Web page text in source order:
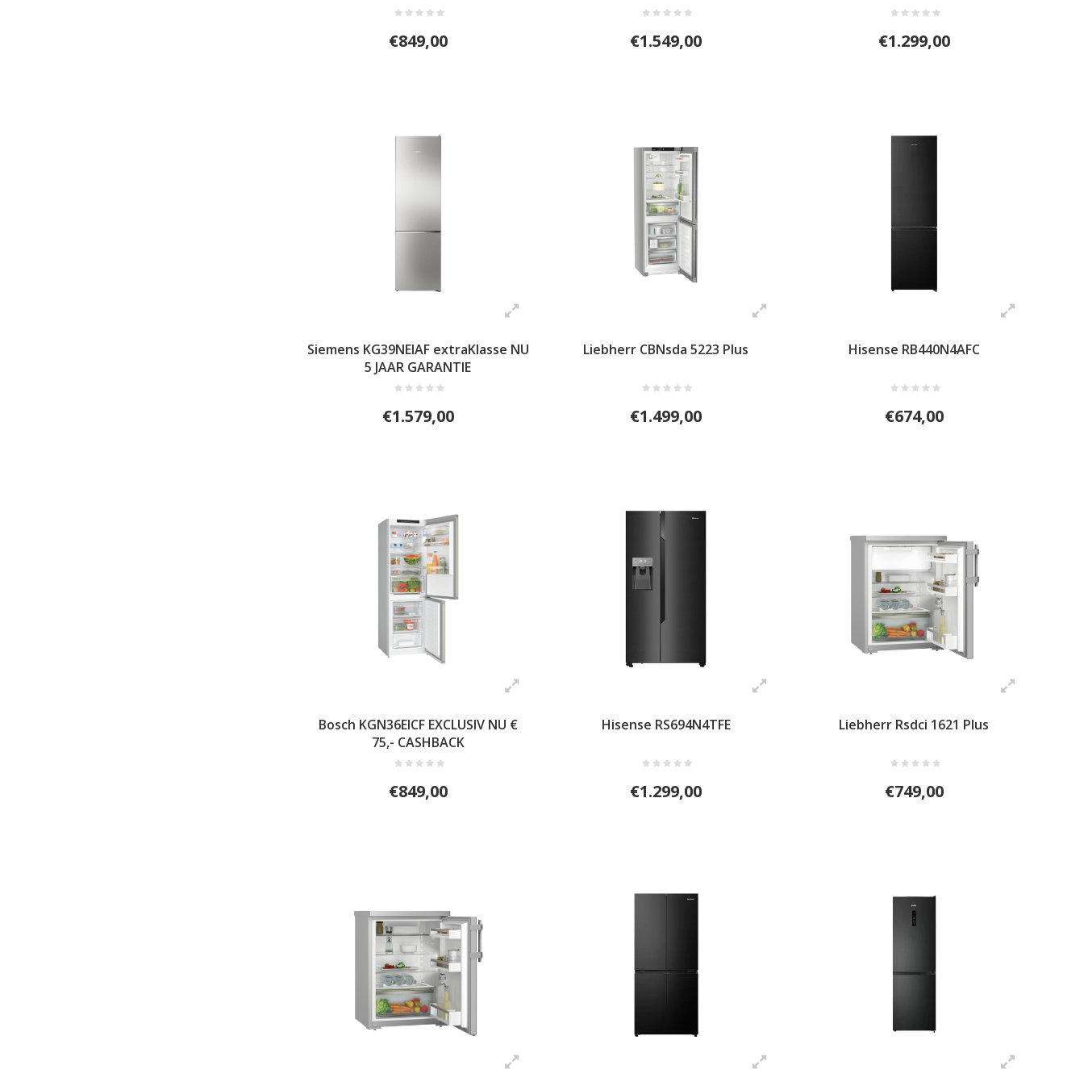
€849,00 €1.549,00 €1.299,00
Siemens KG39NEIAF extraKlasse NU
5 JAAR GARANTIE
€1.579,00
Liebherr CBNsda 5223 Plus
€1.499,00
Hisense RB440N4AFC
€674,00
Bosch KGN36EICF EXCLUSIV NU €
75,- CASHBACK
€849,00
Hisense RS694N4TFE
€1.299,00
Liebherr Rsdci 1621 Plus
€749,00